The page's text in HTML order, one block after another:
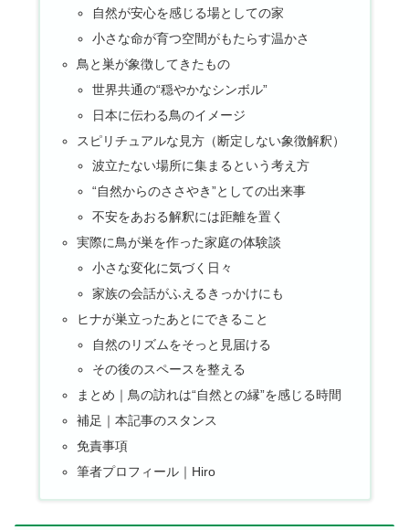
自然が安心を感じる場としての家
小さな命が育つ空間がもたらす温かさ
鳥と巣が象徴してきたもの
世界共通の“穏やかなシンボル”
日本に伝わる鳥のイメージ
スピリチュアルな見方（断定しない象徴解釈）
波立たない場所に集まるという考え方
“自然からのささやき”としての出来事
不安をあおる解釈には距離を置く
実際に鳥が巣を作った家庭の体験談
小さな変化に気づく日々
家族の会話がふえるきっかけにも
ヒナが巣立ったあとにできること
自然のリズムをそっと見届ける
その後のスペースを整える
まとめ｜鳥の訪れは“自然との縁”を感じる時間
補足｜本記事のスタンス
免責事項
筆者プロフィール｜Hiro